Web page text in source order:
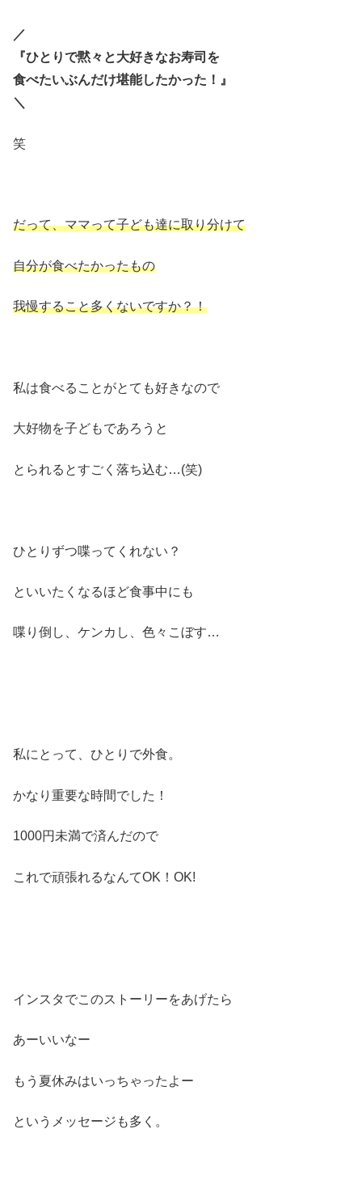
／
『ひとりで黙々と大好きなお寿司を
食べたいぶんだけ堪能したかった！』
＼
笑
だって、ママって子ども達に取り分けて
自分が食べたかったもの
我慢すること多くないですか？！
私は食べることがとても好きなので
大好物を子どもであろうと
とられるとすごく落ち込む…(笑)
ひとりずつ喋ってくれない？
といいたくなるほど食事中にも
喋り倒し、ケンカし、色々こぼす…
私にとって、ひとりで外食。
かなり重要な時間でした！
1000円未満で済んだので
これで頑張れるなんてOK！OK!
インスタでこのストーリーをあげたら
あーいいなー
もう夏休みはいっちゃったよー
というメッセージも多く。